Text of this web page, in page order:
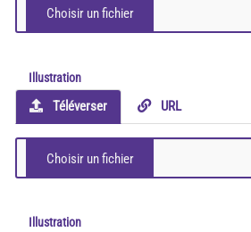
Illustration
Téléverser URL
Illustration